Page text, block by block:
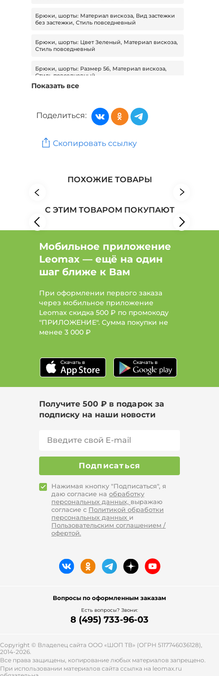
Брюки, шорты: Материал вискоза, Вид застежки
без застежки, Стиль повседневный
Брюки, шорты: Цвет Зеленый, Материал вискоза,
Стиль повседневный
Брюки, шорты: Размер 56, Материал вискоза,
Стиль повседневный
Брюки, шорты: Материал вискоза, Стиль
Брюки, шорты: Цвет Зеленый, Сезон Демисезон,
Женская одежда: Бренд Tareda
Женская одежда: Бренд ТМ ТЕКСПЛЮС
Показать все
Поделиться:
Скопировать ссылку
ПОХОЖИЕ ТОВАРЫ
С ЭТИМ ТОВАРОМ ПОКУПАЮТ
Мобильное приложение
Leomax — ещё на один
шаг ближе к Вам
При оформлении первого заказа
через мобильное приложение
Leomax скидка 500 ₽ по промокоду
"ПРИЛОЖЕНИЕ". Сумма покупки не
менее 3 000 ₽
Получите 500 ₽ в подарок за
подписку на наши новости
Подписаться
Нажимая кнопку "Подписаться", я
даю согласие на обработку
персональных данных, выражаю
согласие с Политикой обработки
персональных данных и
Пользовательским соглашением /
офертой.
Вопросы по оформленным заказам
Есть вопросы? Звони:
8 (495) 733-96-03
Copyright © Владелец сайта ООО «ШОП ТВ» (ОГРН 5117746036128),
2014-2026.
Все права защищены, копирование любых материалов запрещено.
При использовании материалов сайта ссылка на leomax.ru